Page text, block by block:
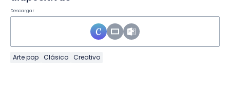
Descargar
Arte pop Clásico Creativo